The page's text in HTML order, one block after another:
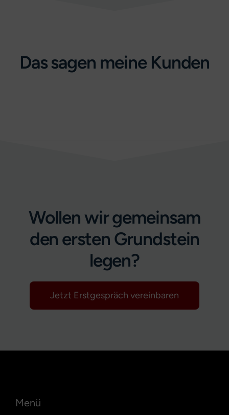
Das sagen meine Kunden
Wollen wir gemeinsam
den ersten Grundstein
legen?
Jetzt Erstgespräch vereinbaren
Menü